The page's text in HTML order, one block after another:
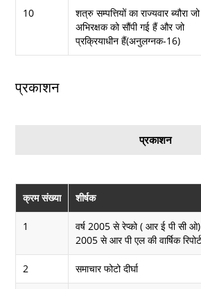
10
शत्रु सम्पत्तियों का राज्यवार ब्यौरा जो
अभिरक्षक को सौंपी गई हैं और जो
प्रक्रियाधीन हैं(अनुलग्नक-16)
प्रकाशन
प्रकाशन
क्रम संख्या शीर्षक
1
वर्ष 2005 से रेप्को ( आर ई पी सी ओ)
2005 से आर पी एल की वार्षिक रिपोर्ट
2 समाचार फोटो दीर्घा